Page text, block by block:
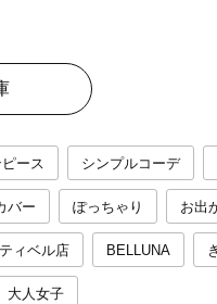
ース シンプルコーデ
バー ぽっちゃり お出
ィベル店 BELLUNA
大人女子